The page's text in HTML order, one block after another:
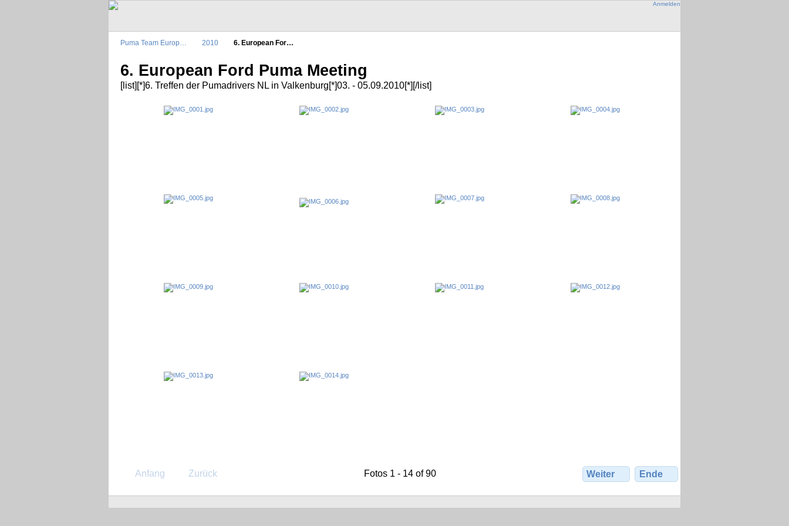
Anmelden
Puma Team Europ… 2010 6. European For…
6. European Ford Puma Meeting
[list][*]6. Treffen der Pumadrivers NL in Valkenburg[*]03. - 05.09.2010[*][/list]
Anfang Zurück Fotos 1 - 14 of 90 Weiter Ende